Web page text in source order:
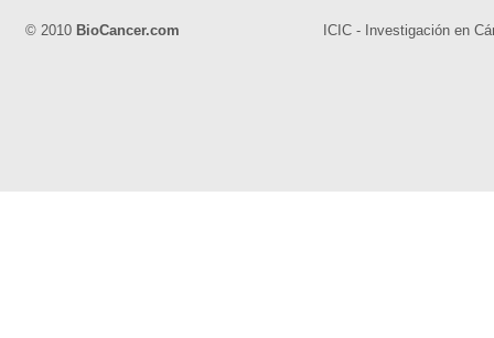
© 2010 BioCancer.com ICIC - Investigación en